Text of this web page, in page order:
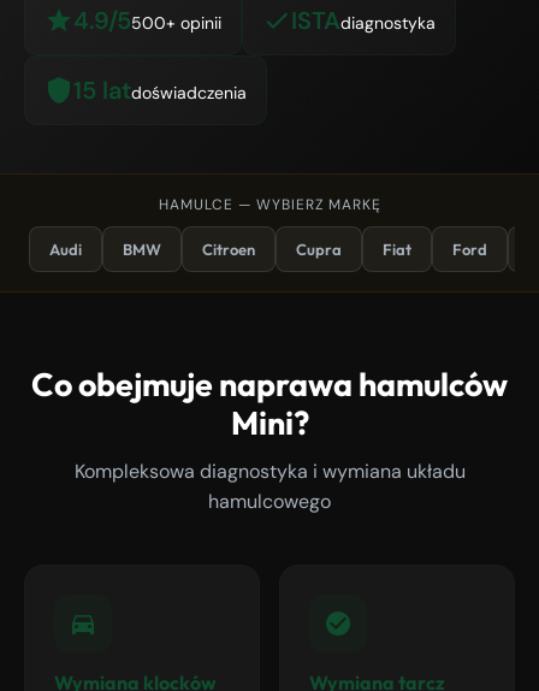
4.9/5500+ opinii ISTAdiagnostyka
15 latdoświadczenia
HAMULCE — WYBIERZ MARKĘ
Audi BMW Citroen Cupra Fiat Ford
Co obejmuje naprawa hamulców
Mini?
Kompleksowa diagnostyka i wymiana układu
hamulcowego
Wymiana klocków
Wymiana tarcz